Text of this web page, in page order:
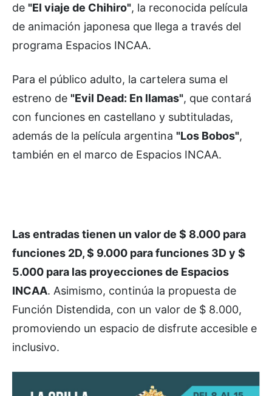
de "El viaje de Chihiro", la reconocida película
de animación japonesa que llega a través del
programa Espacios INCAA.
Para el público adulto, la cartelera suma el
estreno de "Evil Dead: En llamas", que contará
con funciones en castellano y subtituladas,
además de la película argentina "Los Bobos",
también en el marco de Espacios INCAA.
Las entradas tienen un valor de $ 8.000 para
funciones 2D, $ 9.000 para funciones 3D y $
5.000 para las proyecciones de Espacios
INCAA. Asimismo, continúa la propuesta de
Función Distendida, con un valor de $ 8.000,
promoviendo un espacio de disfrute accesible e
inclusivo.